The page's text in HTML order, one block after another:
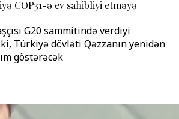
COP31-ə ev sahibliyi etməyə
G20 sammitində verdiyi
Türkiyə dövləti Qəzzanın yenidən
göstərəcək